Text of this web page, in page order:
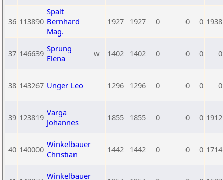
36 113890
Spalt
Bernhard
Mag.
1927 1927 0 0 0 1938
37 146639 Sprung
Elena
w 1402 1402 0 0 0 0
38 143267 Unger Leo 1296 1296 0 0 0 0
39 123819 Varga
Johannes
1855 1855 0 0 0 1912
40 140000 Winkelbauer
Christian
1442 1442 0 0 0 1714
Winkelbauer